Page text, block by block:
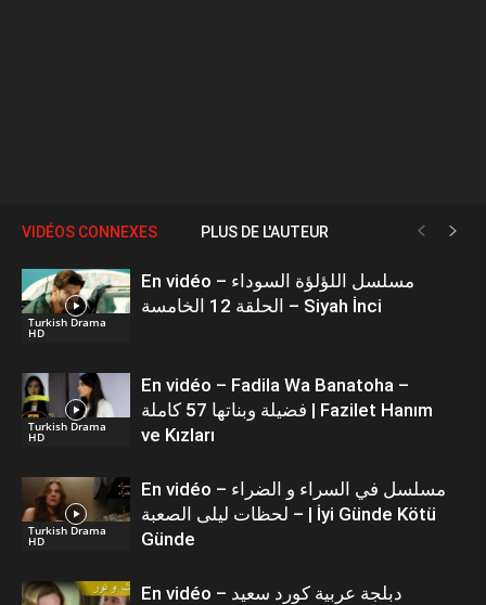
VIDÉOS CONNEXES PLUS DE L'AUTEUR
Turkish Drama
HD
En vidéo – مسلسل اللؤلؤة السوداء
الحلقة 12 الخامسة – Siyah İnci
Turkish Drama
HD
En vidéo – Fadila Wa Banatoha –
فضيلة وبناتها 57 كاملة | Fazilet Hanım
ve Kızları
Turkish Drama
HD
En vidéo – مسلسل في السراء و الضراء
– لحظات ليلى الصعبة | İyi Günde Kötü
Günde
En vidéo – دبلجة عربية كورد سعيد